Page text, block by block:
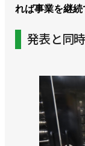
れば事業を継続
発表と同